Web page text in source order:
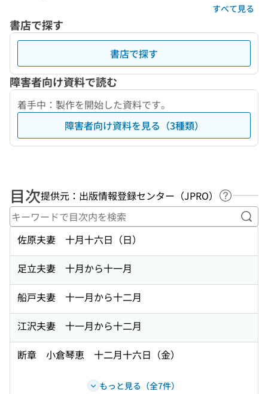
すべて見る
書店で探す
書店で探す
障害者向け資料で読む
着手中：製作を開始した資料です。
障害者向け資料を見る（3種類）
目次提供元：出版情報登録センター（JPRO）
ヘルプペ
キ
佐原夫妻 十月十六日（日）
足立夫妻 十月から十一月
船戸夫妻 十一月から十二月
江沢夫妻 十一月から十二月
断章 小倉琴恵 十二月十六日（金）
もっと見る（全7件）